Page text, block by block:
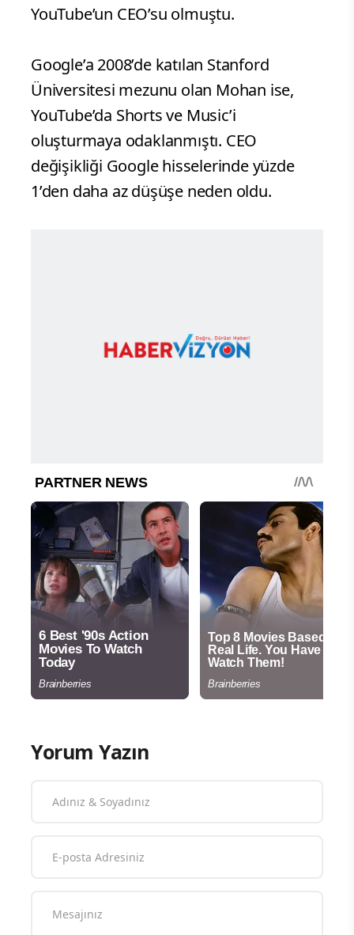
YouTube’un CEO’su olmuştu.
Google’a 2008’de katılan Stanford
Üniversitesi mezunu olan Mohan ise,
YouTube’da Shorts ve Music’i
oluşturmaya odaklanmıştı. CEO
değişikliği Google hisselerinde yüzde
1’den daha az düşüşe neden oldu.
Yorum Yazın